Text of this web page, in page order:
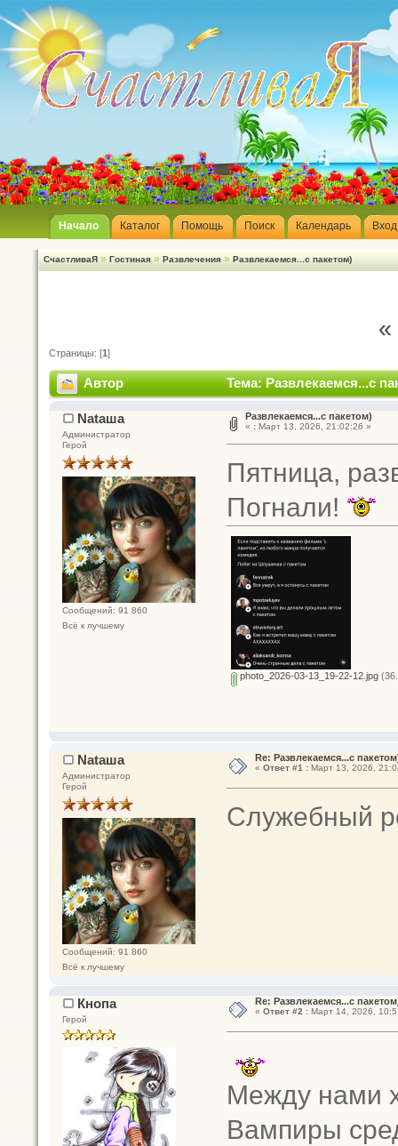
Начало Каталог Помощь Поиск Календарь Вход
СчастливаЯ » Гостиная » Развлечения » Развлекаемся...с пакетом)
Страницы: [1]
Автор Тема: Развлекаемся...с
Nataшa
Администратор
Герой
Сообщений: 91 860
Всё к лучшему
Развлекаемся...с пакетом)
« :Март 13, 2026, 21:02:26 »
Пятница,
Погнали!
photo_2026-03-13_19-22-12.jpg
Nataшa
Администратор
Герой
Сообщений: 91 860
Всё к лучшему
Re: Развлекаемся...с
« Ответ #1 :Март 13, 2026,
Служебный
Кнопа
Герой
Re: Развлекаемся...с
« Ответ #2 :Март 14, 2026,
Между нами
Вампиры